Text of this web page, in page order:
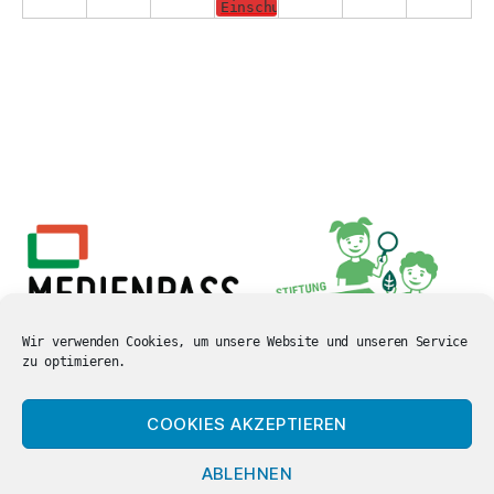
Wir verwenden Cookies, um unsere Website und unseren Service
zu optimieren.
COOKIES AKZEPTIEREN
ABLEHNEN
Einschulungsgottesdienst in der